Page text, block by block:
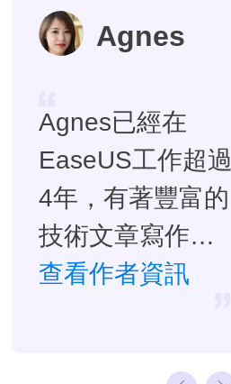
Agnes
Agnes已經在
EaseUS工作超過
4年，有著豐富的
技術文章寫作經
驗。目前，寫過
查看作者資訊